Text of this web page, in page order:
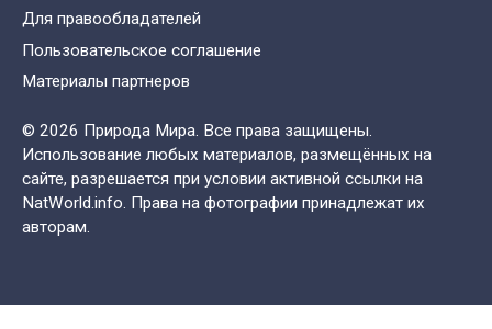
Для правообладателей
Пользовательское соглашение
Материалы партнеров
© 2026 Природа Мира. Все права защищены.
Использование любых материалов, размещённых на
сайте, разрешается при условии активной ссылки на
NatWorld.info. Права на фотографии принадлежат их
авторам.